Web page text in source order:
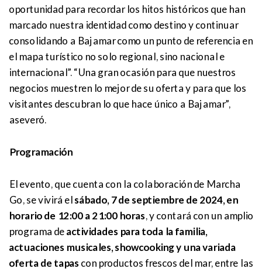
oportunidad para recordar los hitos históricos que han
marcado nuestra identidad como destino y continuar
consolidando a Bajamar como un punto de referencia en
el mapa turístico no solo regional, sino nacional e
internacional”. “Una gran ocasión para que nuestros
negocios muestren lo mejor de su oferta y para que los
visitantes descubran lo que hace único a Bajamar”,
aseveró.
Programación
El evento, que cuenta con la colaboración de Marcha
Go, se vivirá elsábado, 7 de septiembre de 2024, en
horario de 12:00 a 21:00 horas, y contará con un amplio
programa deactividades para toda la familia,
actuaciones musicales, showcooking y una variada
oferta de tapascon productos frescos del mar, entre las